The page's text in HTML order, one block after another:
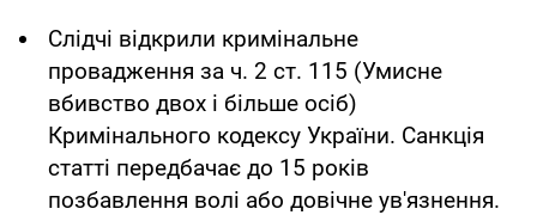
Слідчі відкрили кримінальне
провадження за ч. 2 ст. 115 (Умисне
вбивство двох і більше осіб)
Кримінального кодексу України. Санкція
статті передбачає до 15 років
позбавлення волі або довічне ув'язнення.